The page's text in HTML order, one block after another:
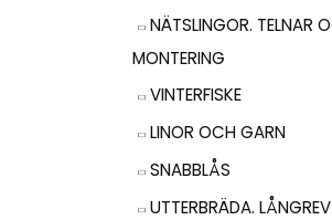
NÄTSLINGOR. TELNAR
MONTERING
VINTERFISKE
LINOR OCH GARN
SNABBLÅS
UTTERBRÄDA.